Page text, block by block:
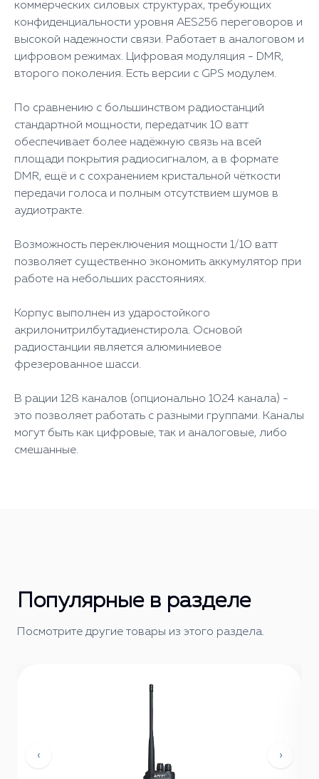
коммерческих силовых структурах, требующих
конфиденциальности уровня AES256 переговоров и
высокой надежности связи. Работает в аналоговом и
цифровом режимах. Цифровая модуляция - DMR,
второго поколения. Есть версии с GPS модулем.
По сравнению с большинством радиостанций
стандартной мощности, передатчик 10 ватт
обеспечивает более надёжную связь на всей
площади покрытия радиосигналом, а в формате
DMR, ещё и с сохранением кристальной чёткости
передачи голоса и полным отсутствием шумов в
аудиотракте.
Возможность переключения мощности 1/10 ватт
позволяет существенно экономить аккумулятор при
работе на небольших расстояниях.
Корпус выполнен из ударостойкого
акрилонитрилбутадиенстирола. Основой
радиостанции является алюминиевое
фрезерованное шасси.
В рации 128 каналов (опционально 1024 канала) -
это позволяет работать с разными группами. Каналы
могут быть как цифровые, так и аналоговые, либо
смешанные.
Популярные в разделе
Посмотрите другие товары из этого раздела.
‹ ›